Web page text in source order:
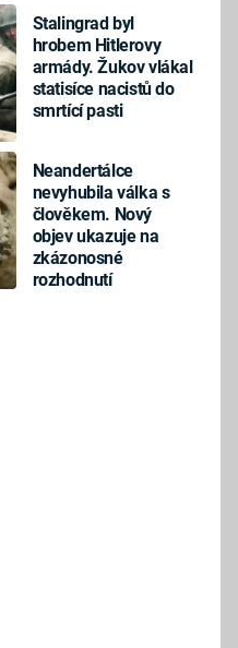
Stalingrad byl
hrobem Hitlerovy
armády. Žukov vlákal
statisíce nacistů do
smrtící pasti
Neandertálce
nevyhubila válka s
člověkem. Nový
objev ukazuje na
zkázonosné
rozhodnutí